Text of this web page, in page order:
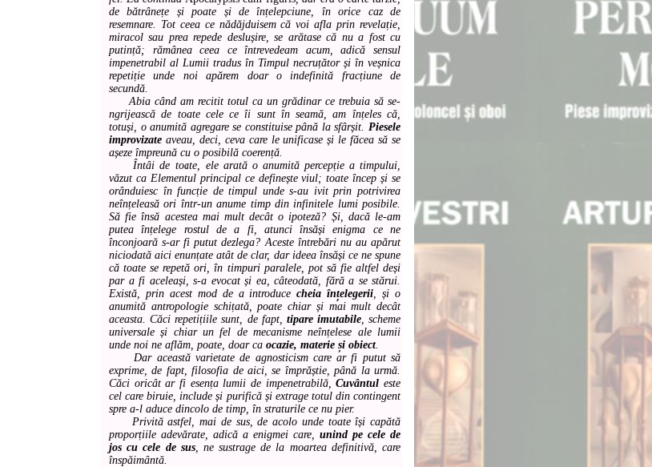
de bătrânețe și poate și de înțelepciune, în orice caz de
resemnare. Tot ceea ce nădăjduisem că voi afla prin revelație,
miracol sau prea repede deslușire, se arătase că nu a fost cu
putință; rămânea ceea ce întrevedeam acum, adică sensul
impenetrabil al Lumii tradus în Timpul necruțător și în veșnica
repetiție unde noi apărem doar o indefinită fracțiune de
secundă.
Abia când am recitit totul ca un grădinar ce trebuia să se-
ngrijească de toate cele ce îi sunt în seamă, am înțeles că,
totuși, o anumită agregare se constituise până la sfârșit. Piesele
improvizate aveau, deci, ceva care le unificase și le făcea să se
așeze împreună cu o posibilă coerență.
Întâi de toate, ele arată o anumită percepție a timpului,
văzut ca Elementul principal ce definește viul; toate încep și se
orânduiesc în funcție de timpul unde s-au ivit prin potrivirea
neînțeleasă ori într-un anume timp din infinitele lumi posibile.
Să fie însă acestea mai mult decât o ipoteză? Și, dacă le-am
putea înțelege rostul de a fi, atunci însăși enigma ce ne
înconjoară s-ar fi putut dezlega? Aceste întrebări nu au apărut
niciodată aici enunțate atât de clar, dar ideea însăși ce ne spune
că toate se repetă ori, în timpuri paralele, pot să fie altfel deși
par a fi aceleași, s-a evocat și ea, câteodată, fără a se stărui.
Există, prin acest mod de a introducecheia înțelegerii, și o
anumită antropologie schițată, poate chiar și mai mult decât
aceasta. Căci repetițiile sunt, de fapt, tipare imutabile, scheme
universale și chiar un fel de mecanisme neînțelese ale lumii
unde noi ne aflăm, poate, doar ca ocazie, materie și obiect.
Dar această varietate de agnosticism care ar fi putut să
exprime, de fapt, filosofia de aici, se împrăștie, până la urmă.
Căci oricât ar fi esența lumii de impenetrabilă,Cuvântul este
cel care biruie, include și purifică și extrage totul din contingent
spre a-l aduce dincolo de timp, în straturile ce nu pier.
Privită astfel, mai de sus, de acolo unde toate își capătă
proporțiile adevărate, adică a enigmei care, unind pe cele de
jos cu cele de sus, ne sustrage de la moartea definitivă, care
înspăimântă.